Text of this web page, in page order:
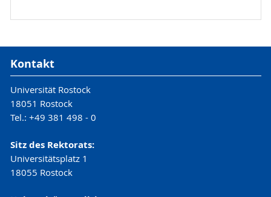
Kontakt
Universität Rostock
18051 Rostock
Tel.: +49 381 498 - 0
Sitz des Rektorats:
Universitätsplatz 1
18055 Rostock